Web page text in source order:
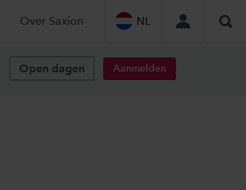
Over Saxion NL
Open dagen Aanmelden